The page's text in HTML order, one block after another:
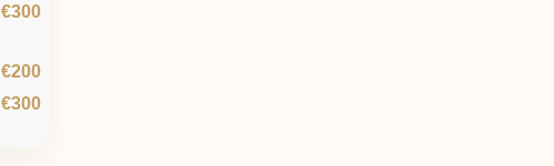
€300
€200
€300